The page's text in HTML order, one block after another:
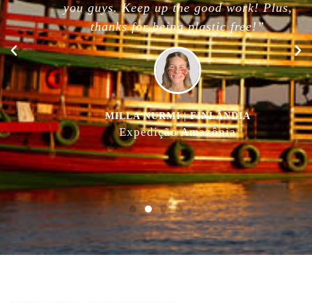
you guys. Keep up the good work! Plus,
thanks for being plastic free!”
MILLA NURMI | FINLÂNDIA
Expedição Amazônia